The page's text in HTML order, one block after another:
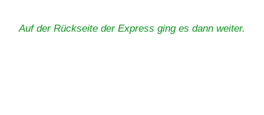
Auf der Rückseite der Express ging es dann weiter.